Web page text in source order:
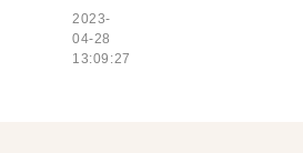
2023-
04-28
13:09:27